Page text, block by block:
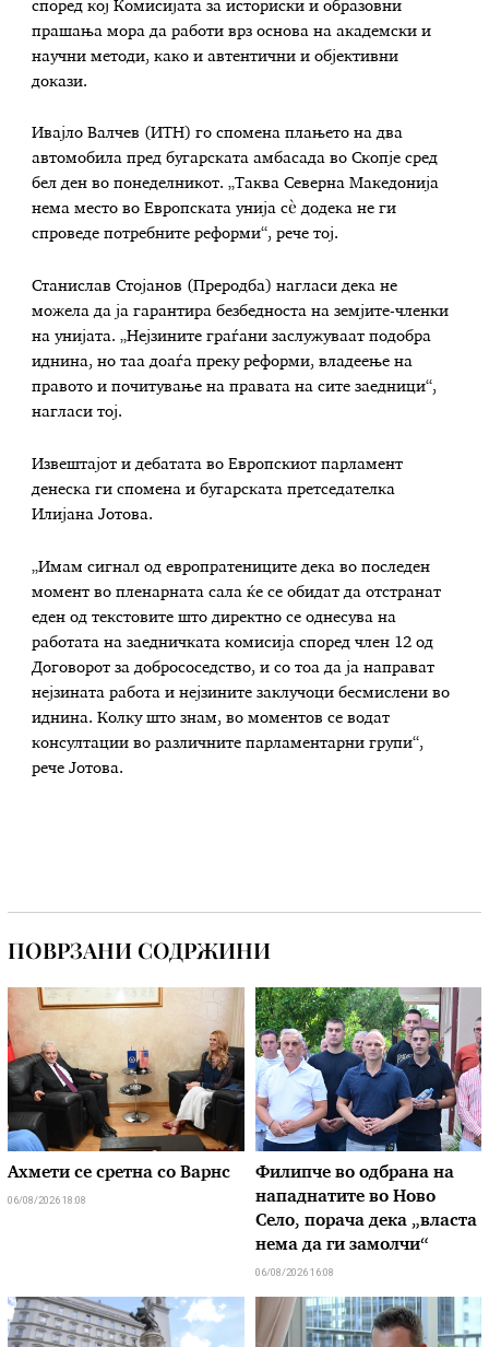
според кој Комисијата за историски и образовни
прашања мора да работи врз основа на академски и
научни методи, како и автентични и објективни
докази.
Ивајло Валчев (ИТН) го спомена плањето на два
автомобила пред бугарската амбасада во Скопје сред
бел ден во понеделникот. „Таква Северна Македонија
нема место во Европската унија сè додека не ги
спроведе потребните реформи“, рече тој.
Станислав Стојанов (Преродба) нагласи дека не
можела да ја гарантира безбедноста на земјите-членки
на унијата. „Нејзините граѓани заслужуваат подобра
иднина, но таа доаѓа преку реформи, владеење на
правото и почитување на правата на сите заедници“,
нагласи тој.
Извештајот и дебатата во Европскиот парламент
денеска ги спомена и бугарската претседателка
Илијана Јотова.
„Имам сигнал од европратениците дека во последен
момент во пленарната сала ќе се обидат да отстранат
еден од текстовите што директно се однесува на
работата на заедничката комисија според член 12 од
Договорот за добрососедство, и со тоа да ја направат
нејзината работа и нејзините заклучоци бесмислени во
иднина. Колку што знам, во моментов се водат
консултации во различните парламентарни групи“,
рече Јотова.
ПОВРЗАНИ СОДРЖИНИ
Ахмети се сретна со Варнс
06/08/2026 18:08
Филипче во одбрана на
нападнатите во Ново
Село, порача дека „власта
нема да ги замолчи“
06/08/2026 16:08